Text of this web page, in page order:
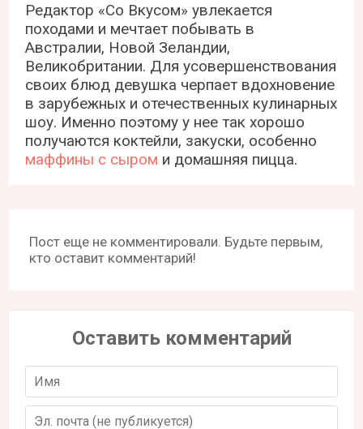
Редактор «Со Вкусом» увлекается
походами и мечтает побывать в
Австралии, Новой Зеландии,
Великобритании. Для усовершенствования
своих блюд девушка черпает вдохновение
в зарубежных и отечественных кулинарных
шоу. Именно поэтому у нее так хорошо
получаются коктейли, закуски, особенно
маффины с сыром и домашняя пицца.
Пост еще не комментировали. Будьте первым,
кто оставит комментарий!
Оставить комментарий